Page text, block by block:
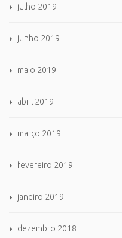
julho 2019
junho 2019
maio 2019
abril 2019
março 2019
fevereiro 2019
janeiro 2019
dezembro 2018